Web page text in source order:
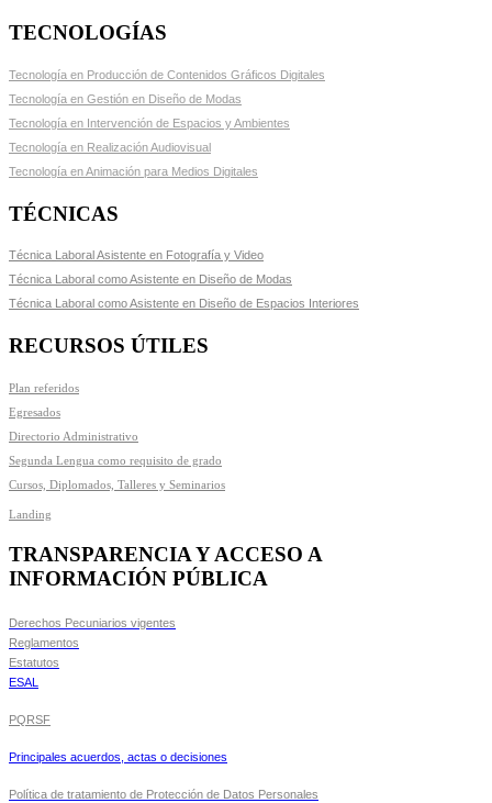
TECNOLOGÍAS
Tecnología en Producción de Contenidos Gráficos Digitales
Tecnología en Gestión en Diseño de Modas
Tecnología en Intervención de Espacios y Ambientes
Tecnología en Realización Audiovisual
Tecnología en Animación para Medios Digitales
TÉCNICAS
Técnica Laboral Asistente en Fotografía y Video
Técnica Laboral como Asistente en Diseño de Modas
Técnica Laboral como Asistente en Diseño de Espacios Interiores
RECURSOS ÚTILES
Plan referidos
Egresados
Directorio Administrativo
Segunda Lengua como requisito de grado
Cursos, Diplomados, Talleres y Seminarios
Landing
TRANSPARENCIA Y ACCESO A
INFORMACIÓN PÚBLICA
Derechos Pecuniarios vigentes
Reglamentos
Estatutos
ESAL
PQRSF
Principales acuerdos, actas o decisiones
Política de tratamiento de Protección de Datos Personales